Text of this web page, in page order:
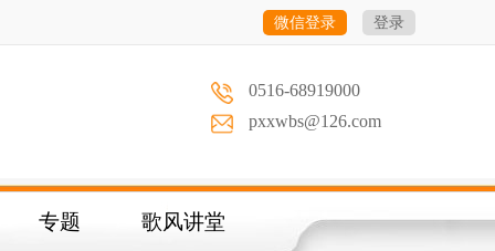
微信登录 登录
0516-68919000
pxxwbs@126.com
专题 歌风讲堂